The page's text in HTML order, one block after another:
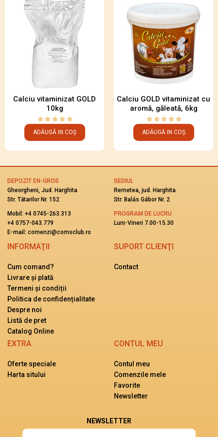
Calciu vitaminizat GOLD
10kg
ADĂUGĂ IN COȘ
Calciu GOLD vitaminizat cu
aromă, găleată, 6kg
ADĂUGĂ IN COȘ
DEPOZIT EN-GROS
Gheorgheni, Jud. Harghita
Str. Tătarilor Nr. 152
Mobil: +4 0745-263.313
+4 0757-043.779
E-mail: comenzi@comsclub.ro
SEDIUL
Remetea, jud. Harghita
Str. Balás Gábor Nr. 2
PROGRAM DE LUCRU
Luni-Vineri 7.00-15.30
INFORMAŢII
Cum comand?
Livrare și plată
Termeni și condiții
Politica de confidențialitate
Despre noi
Listă de pret
Catalog Online
SUPORT CLIENŢI
Contact
EXTRA
Oferte speciale
Harta sitului
CONTUL MEU
Contul meu
Comenzile mele
Favorite
Newsletter
NEWSLETTER